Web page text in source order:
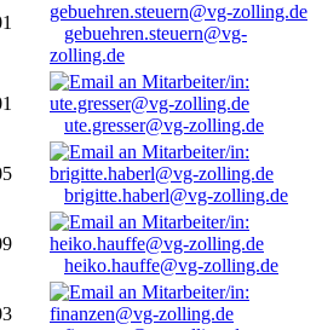
gebuehren.steuern@vg-
zolling.de
ute.gresser@vg-zolling.de
brigitte.haberl@vg-zolling.de
heiko.hauffe@vg-zolling.de